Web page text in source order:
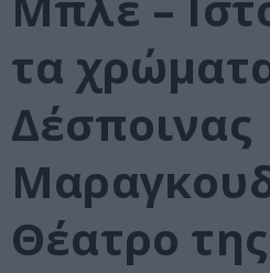
τα
Δέσποινας
Θέατρο